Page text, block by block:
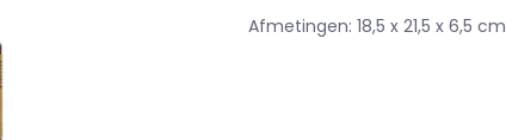
Afmetingen: 18,5 x 21,5 x 6,5 cm